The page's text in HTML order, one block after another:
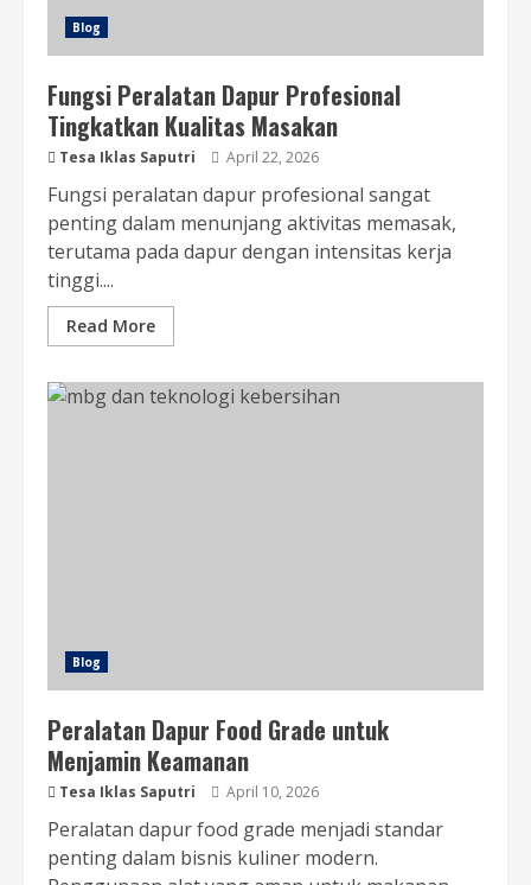
Blog
Fungsi Peralatan Dapur Profesional
Tingkatkan Kualitas Masakan
Tesa Iklas Saputri April 22, 2026
Fungsi peralatan dapur profesional sangat
penting dalam menunjang aktivitas memasak,
terutama pada dapur dengan intensitas kerja
tinggi....
Read More
Blog
Peralatan Dapur Food Grade untuk
Menjamin Keamanan
Tesa Iklas Saputri April 10, 2026
Peralatan dapur food grade menjadi standar
penting dalam bisnis kuliner modern.